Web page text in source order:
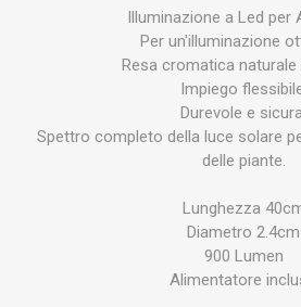
Illuminazione a Led per
Per un'illuminazione
Resa cromatica naturale
Impiego
Durevole e
Spettro completo della luce solare
delle piante.
Lunghezza
Diametro 2.4cm
900 Lumen
Alimentatore